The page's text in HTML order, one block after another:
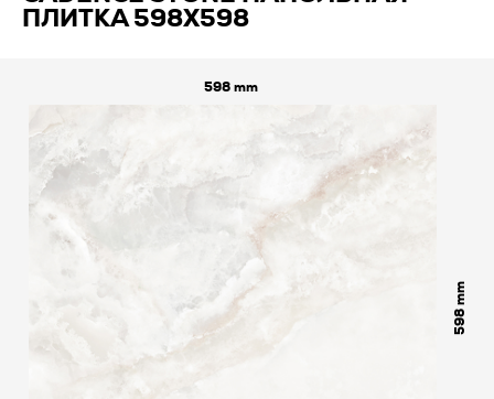
ПЛИТКА 598X598
598
598